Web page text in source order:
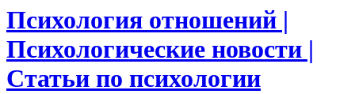
Психология отношений |
Психологические новости |
Статьи по психологии